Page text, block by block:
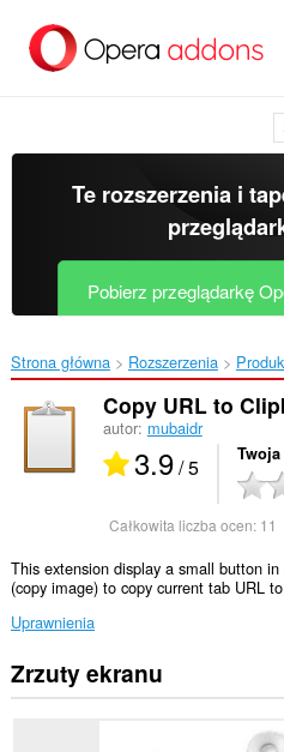
treści
Te rozszerzenia i
Pobierz przeglądarkę
Strona główna Rozszerzenia
Copy URL to
autor: mubaidr
3.9/ 5
Całkowita liczba ocen: 11
This extension display a small button
(copy image) to copy current tab URL
Uprawnienia
To
rozszerzenie
Zrzuty ekranu